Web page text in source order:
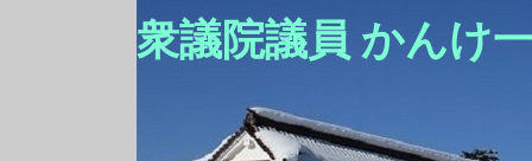
衆議院議員 かんけ